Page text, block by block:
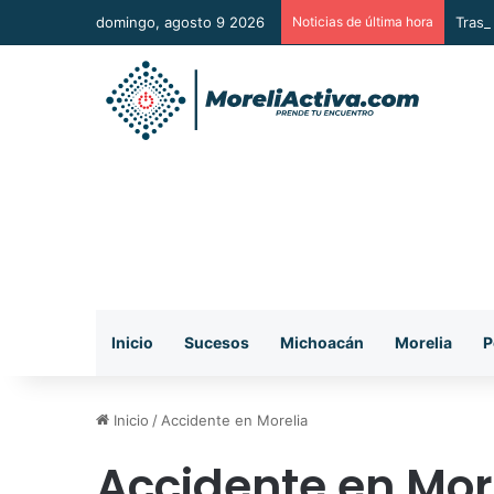
domingo, agosto 9 2026 Noticias de última hora Tras
Inicio Sucesos Michoacán Morelia
Inicio / Accidente en Morelia